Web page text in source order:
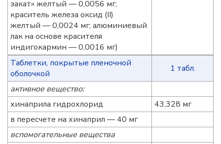
закат» желтый — 0,0056 мг;
краситель железа оксид (II)
желтый — 0,0024 мг; алюминиевый
лак на основе красителя
индигокармин — 0,0016 мг)
Таблетки, покрытые пленочной
оболочкой
1 табл.
активное вещество:
хинаприла гидрохлорид
43,328 мг
в пересчете на хинаприл — 40 мг
вспомогательные вещества